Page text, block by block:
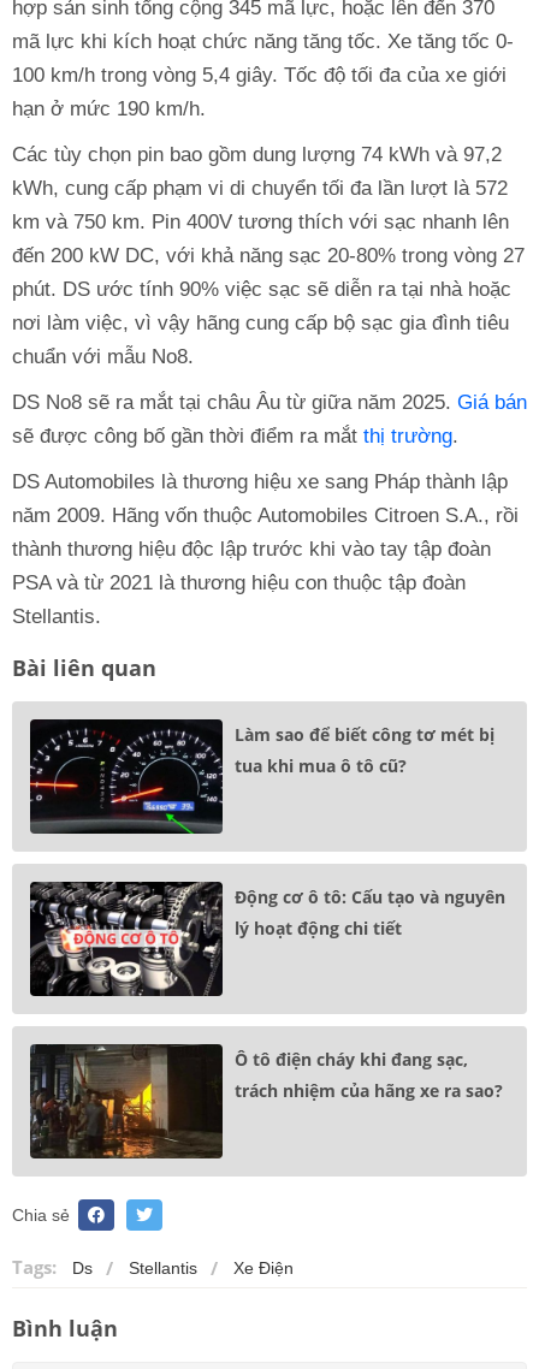
hợp sản sinh tổng cộng 345 mã lực, hoặc lên đến 370
mã lực khi kích hoạt chức năng tăng tốc. Xe tăng tốc 0-
100 km/h trong vòng 5,4 giây. Tốc độ tối đa của xe giới
hạn ở mức 190 km/h.
Các tùy chọn pin bao gồm dung lượng 74 kWh và 97,2
kWh, cung cấp phạm vi di chuyển tối đa lần lượt là 572
km và 750 km. Pin 400V tương thích với sạc nhanh lên
đến 200 kW DC, với khả năng sạc 20-80% trong vòng 27
phút. DS ước tính 90% việc sạc sẽ diễn ra tại nhà hoặc
nơi làm việc, vì vậy hãng cung cấp bộ sạc gia đình tiêu
chuẩn với mẫu No8.
DS No8 sẽ ra mắt tại châu Âu từ giữa năm 2025. Giá bán
sẽ được công bố gần thời điểm ra mắt thị trường.
DS Automobiles là thương hiệu xe sang Pháp thành lập
năm 2009. Hãng vốn thuộc Automobiles Citroen S.A., rồi
thành thương hiệu độc lập trước khi vào tay tập đoàn
PSA và từ 2021 là thương hiệu con thuộc tập đoàn
Stellantis.
Bài liên quan
Làm sao để biết công tơ mét bị
tua khi mua ô tô cũ?
Động cơ ô tô: Cấu tạo và nguyên
lý hoạt động chi tiết
Ô tô điện cháy khi đang sạc,
trách nhiệm của hãng xe ra sao?
Chia sẻ
Tags: Ds Stellantis Xe Điện
Bình luận